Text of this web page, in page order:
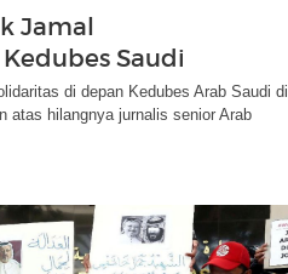
Jamal
Saudi
di depan Kedubes Arab Saudi di
atas hilangnya jurnalis senior Arab